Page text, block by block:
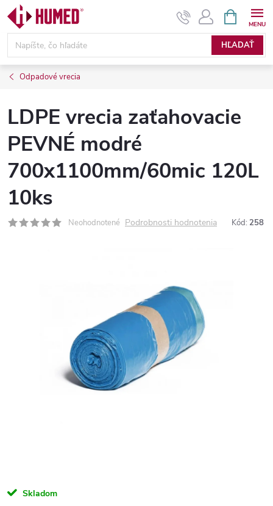
Prejsť
obsah
HĽADAŤ
KOŠÍK
Odpadové vrecia
LDPE vrecia zaťahovacie
PEVNÉ modré
700x1100mm/60mic 120L
10ks
Neohodnotené Podrobnosti hodnotenia Kód: 258
Skladom